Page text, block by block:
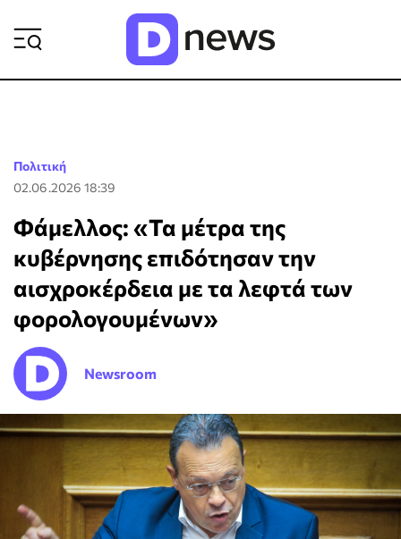
Πολιτική
02.06.2026 18:39
Φάμελλος: «Τα μέτρα της
κυβέρνησης επιδότησαν την
αισχροκέρδεια με τα λεφτά των
φορολογουμένων»
Newsroom